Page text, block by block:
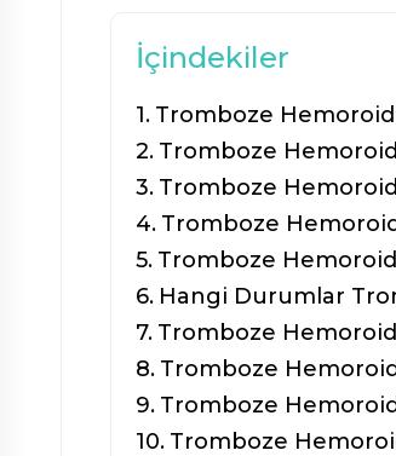
İçindekiler
Tromboze Hemoroid
Tromboze
Tromboze
Tromboze
Tromboze
Hangi Durumlar
Tromboze Hemoroid
Tromboze
Tromboze
Tromboze